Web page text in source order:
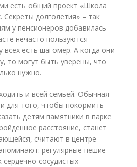
есть общий проект «Школа
долголетия» – так
у пенсионеров добавилась
нечасто пользуются
всех есть шагомер. А когда они
то могут быть уверены, что
нужно.
и всей семьёй. Обычная
для того, чтобы покормить
детям памятники в парке
расстояние, станет
считают в центре
регулярные пешие
сосудистых